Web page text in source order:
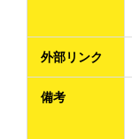
外部リンク
備考